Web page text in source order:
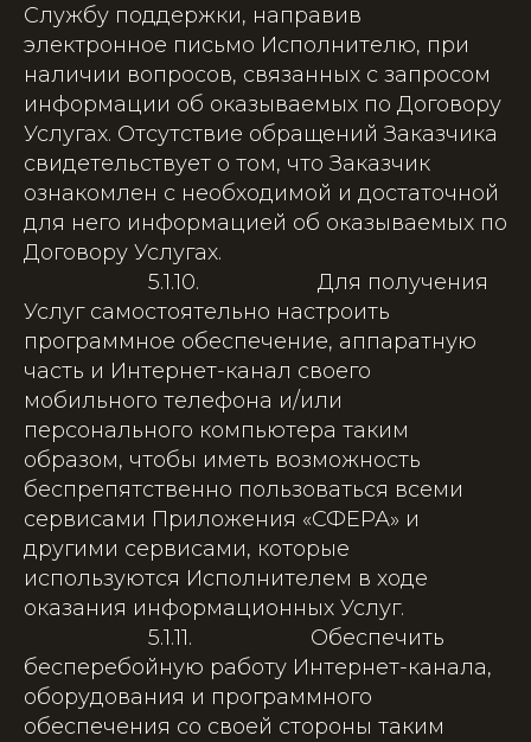
Службу поддержки, направив
электронное письмо Исполнителю, при
наличии вопросов, связанных с запросом
информации об оказываемых по Договору
Услугах. Отсутствие обращений Заказчика
свидетельствует о том, что Заказчик
ознакомлен с необходимой и достаточной
для него информацией об оказываемых по
Договору Услугах.
5.1.10. Для получения
Услуг самостоятельно настроить
программное обеспечение, аппаратную
часть и Интернет-канал своего
мобильного телефона и/или
персонального компьютера таким
образом, чтобы иметь возможность
беспрепятственно пользоваться всеми
сервисами Приложения «СФЕРА» и
другими сервисами, которые
используются Исполнителем в ходе
оказания информационных Услуг.
5.1.11. Обеспечить
бесперебойную работу Интернет-канала,
оборудования и программного
обеспечения со своей стороны таким